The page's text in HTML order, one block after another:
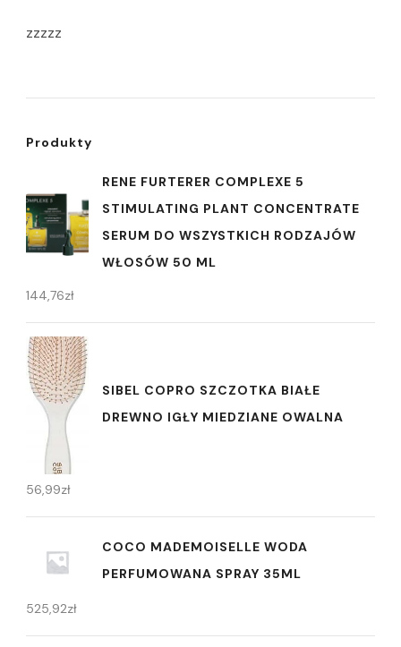
zzzzz
Produkty
RENE FURTERER COMPLEXE 5
STIMULATING PLANT CONCENTRATE
SERUM DO WSZYSTKICH RODZAJÓW
WŁOSÓW 50 ML
144,76zł
SIBEL COPRO SZCZOTKA BIAŁE
DREWNO IGŁY MIEDZIANE OWALNA
56,99zł
COCO MADEMOISELLE WODA
PERFUMOWANA SPRAY 35ML
525,92zł